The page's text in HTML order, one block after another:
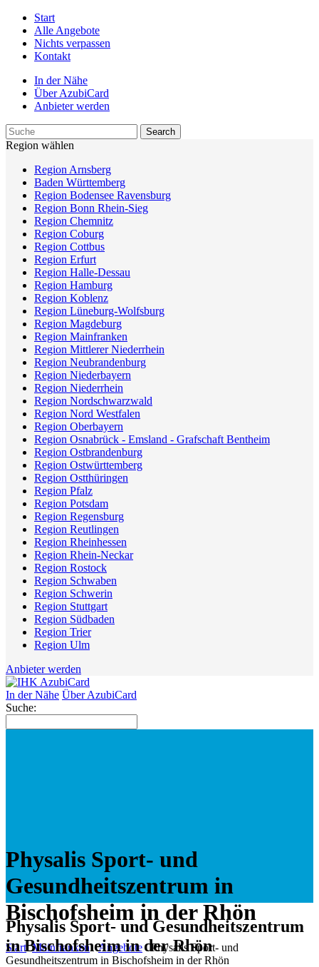
Start
Alle Angebote
Nichts verpassen
Kontakt
In der Nähe
Über AzubiCard
Anbieter werden
Region wählen
Region Arnsberg
Baden Württemberg
Region Bodensee Ravensburg
Region Bonn Rhein-Sieg
Region Chemnitz
Region Coburg
Region Cottbus
Region Erfurt
Region Halle-Dessau
Region Hamburg
Region Koblenz
Region Lüneburg-Wolfsburg
Region Magdeburg
Region Mainfranken
Region Mittlerer Niederrhein
Region Neubrandenburg
Region Niederbayern
Region Niederrhein
Region Nordschwarzwald
Region Nord Westfalen
Region Oberbayern
Region Osnabrück - Emsland - Grafschaft Bentheim
Region Ostbrandenburg
Region Ostwürttemberg
Region Ostthüringen
Region Pfalz
Region Potsdam
Region Regensburg
Region Reutlingen
Region Rheinhessen
Region Rhein-Neckar
Region Rostock
Region Schwaben
Region Schwerin
Region Stuttgart
Region Südbaden
Region Trier
Region Ulm
Anbieter werden
In der Nähe Über AzubiCard
Suche:
Physalis Sport- und
Gesundheitszentrum in
Bischofsheim in der Rhön
Start Mainfranken Angebote
Physalis Sport- und
Gesundheitszentrum in Bischofsheim in der Rhön
Physalis Sport- und Gesundheitszentrum
in Bischofsheim in der Rhön